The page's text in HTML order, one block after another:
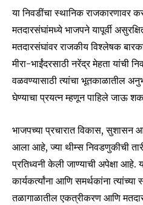
SUBSCRIBERS
conversation.
To subscribe, simply enter your
or click the subscribe button
your privacy and won't spam
safe with us.
I've read and accept thePrivacy
या निवडींचा स्थानिक राजकारणावर
मतदारसंघांमध्ये भाजपने यापूर्वी
मतदारसंघांवर राजकीय विश्लेषक
मीरा-भाईंदरसाठी नरेंद्र मेहता यांची
वळवण्यासाठी त्यांचा भूतकाळातील
घेण्याचा प्रयत्न म्हणून पाहिले जाऊ
भाजपच्या प्रचारात विकास, सुशासन
आला आहे, ज्या थीम्स निवडणुकीची
प्रतिध्वनी केली जाण्याची अपेक्षा आहे.
कार्यकर्त्यांना आणि समर्थकांना त्यांच्या
तळागाळातील एकत्रीकरण आणि